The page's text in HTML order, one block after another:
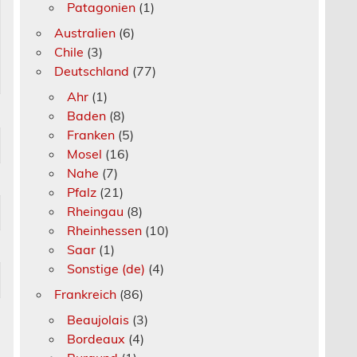
Patagonien (1)
Australien (6)
Chile (3)
Deutschland (77)
Ahr (1)
Baden (8)
Franken (5)
Mosel (16)
Nahe (7)
Pfalz (21)
Rheingau (8)
Rheinhessen (10)
Saar (1)
Sonstige (de) (4)
Frankreich (86)
Beaujolais (3)
Bordeaux (4)